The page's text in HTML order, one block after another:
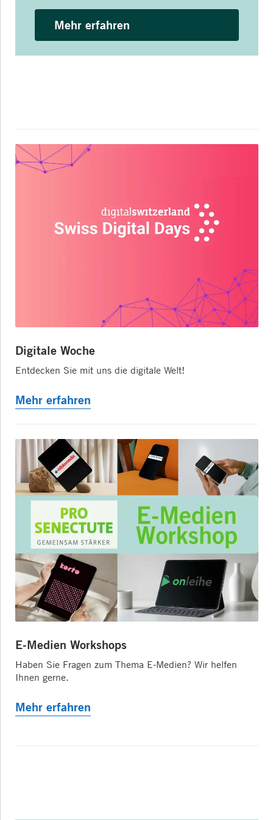
Mehr erfahren
Digitale Woche
Entdecken Sie mit uns die digitale Welt!
Mehr erfahren
E-Medien Workshops
Haben Sie Fragen zum Thema E-Medien? Wir helfen
Ihnen gerne.
Mehr erfahren